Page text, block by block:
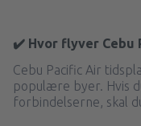
✔️ Hvor flyver Cebu
Cebu Pacific Air
populære byer. Hvis
forbindelserne, skal